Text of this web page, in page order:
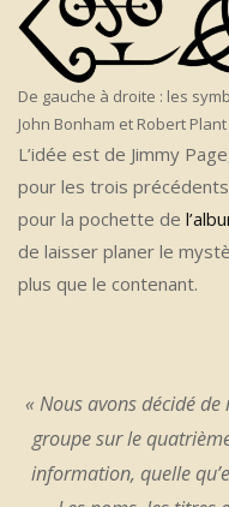
De gauche à droite : les
John Bonham et Robert Plant
L’idée est de Jimmy
pour les trois
pour la pochette de
de laisser planer le
plus que le contenant.
« Nous avons décidé
groupe sur le
information, quelle